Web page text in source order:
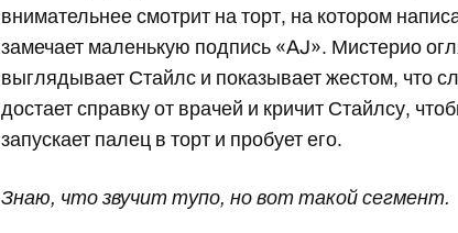
внимательнее смотрит на торт, на котором
замечает маленькую подпись «AJ». Мистерио
выглядывает Стайлс и показывает жестом, что
достает справку от врачей и кричит Стайлсу,
запускает палец в торт и пробует его.
Знаю, что звучит тупо, но вот такой сегмент.